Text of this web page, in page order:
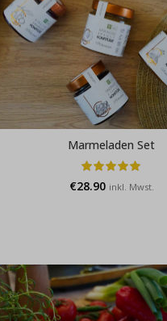
Marmeladen Set
€28.90 inkl. Mwst.